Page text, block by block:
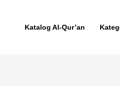
Katalog Al-Qur’an